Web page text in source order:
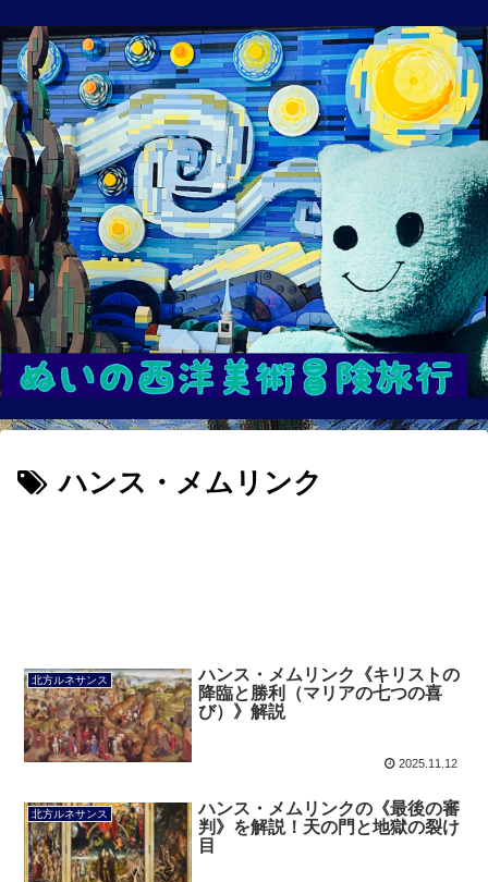
ハンス・メムリンク
北方ルネサンス
ハンス・メムリンク《キリストの
降臨と勝利（マリアの七つの喜
び）》解説
2025.11.12
北方ルネサンス
ハンス・メムリンクの《最後の審
判》を解説！天の門と地獄の裂け
目